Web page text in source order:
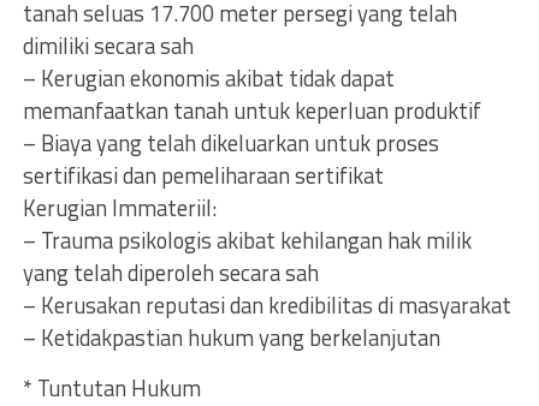
tanah seluas 17.700 meter persegi yang telah
dimiliki secara sah
– Kerugian ekonomis akibat tidak dapat
memanfaatkan tanah untuk keperluan produktif
– Biaya yang telah dikeluarkan untuk proses
sertifikasi dan pemeliharaan sertifikat
Kerugian Immateriil:
– Trauma psikologis akibat kehilangan hak milik
yang telah diperoleh secara sah
– Kerusakan reputasi dan kredibilitas di masyarakat
– Ketidakpastian hukum yang berkelanjutan
* Tuntutan Hukum